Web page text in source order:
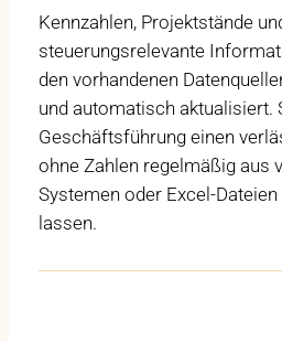
Kennzahlen, Projektstände
steuerungsrelevante
den vorhandenen
und automatisch aktualisiert.
Geschäftsführung einen
ohne Zahlen regelmäßig aus
Systemen oder Excel-
lassen.